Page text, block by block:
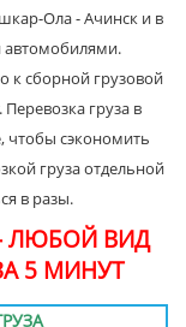
Ола - Ачинск и в
автомобилями.
к сборной грузовой
груза в
чтобы сэкономить
груза отдельной
в разы.
ЛЮБОЙ ВИД
5 МИНУТ